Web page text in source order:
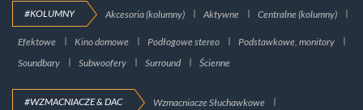
#KOLUMNY Akcesoria (kolumny) Aktywne Centralne (kolumny)
Efektowe Kino domowe Podłogowe stereo
Podstawkowe, monitory
Soundbary
Subwoofery Surround Ścienne
#WZMACNIACZE & DAC Wzmacniacze Słuchawkowe